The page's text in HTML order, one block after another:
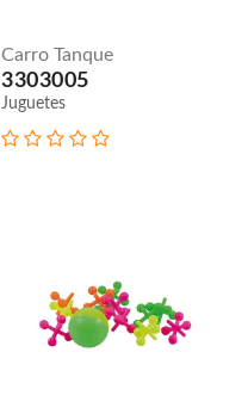
Carro Tanque
3303005
Juguetes